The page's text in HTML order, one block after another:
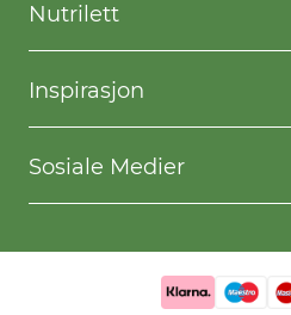
Nutrilett
Kontakt oss
Spørsmål og svar
Frakt og levering
Kjøpsbetingelser
Inspirasjon
Willpower
Oppskrifter
Gå ned i vekt
Sosiale Medier
Facebook